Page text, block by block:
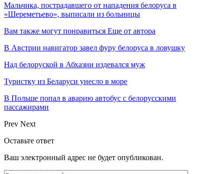
Мальчика, пострадавшего от нападения белоруса в
«Шереметьево», выписали из больницы
Вам также могут понравиться Еще от автора
В Австрии навигатор завел фуру белоруса в ловушку
Над белоруской в Абхазии издевался муж
Туристку из Беларуси унесло в море
В Польше попал в аварию автобус с белорусскими
пассажирами
Prev Next
Оставьте ответ
Ваш электронный адрес не будет опубликован.